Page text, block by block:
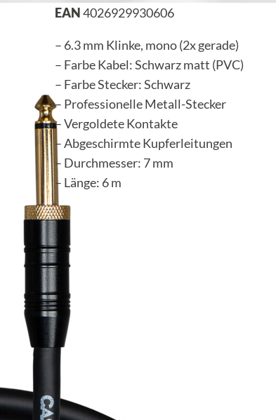
EAN4026929930606
– 6.3 mm Klinke, mono (2x gerade)
– Farbe Kabel: Schwarz matt (PVC)
– Farbe Stecker: Schwarz
– Professionelle Metall-Stecker
– Vergoldete Kontakte
– Abgeschirmte Kupferleitungen
– Durchmesser: 7 mm
– Länge: 6 m